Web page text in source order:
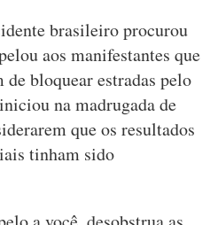
brasileiro procurou
aos manifestantes que
bloquear estradas pelo
na madrugada de
que os resultados
tinham sido